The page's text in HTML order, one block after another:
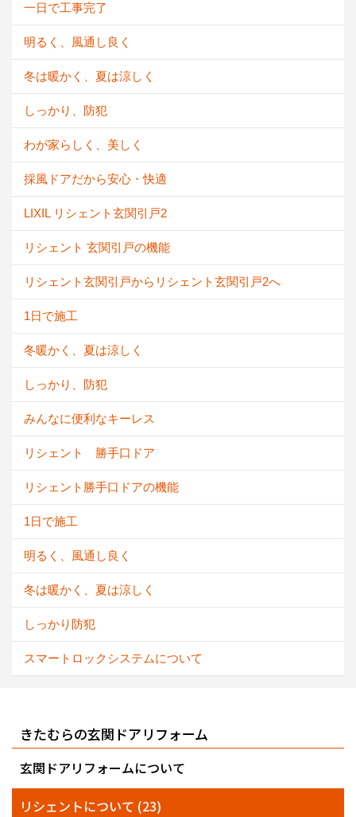
一日で工事完了
明るく、風通し良く
冬は暖かく、夏は涼しく
しっかり、防犯
わが家らしく、美しく
採風ドアだから安心・快適
LIXIL リシェント玄関引戸2
リシェント 玄関引戸の機能
リシェント玄関引戸からリシェント玄関引戸2へ
1日で施工
冬暖かく、夏は涼しく
しっかり、防犯
みんなに便利なキーレス
リシェント 勝手口ドア
リシェント勝手口ドアの機能
1日で施工
明るく、風通し良く
冬は暖かく、夏は涼しく
しっかり防犯
スマートロックシステムについて
きたむらの玄関ドアリフォーム
玄関ドアリフォームについて
リシェントについて (23)